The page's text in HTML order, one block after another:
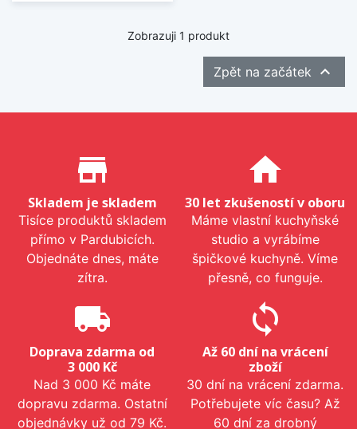
Zobrazuji 1 produkt
Zpět na začátek 
Proč nakupovat u nás?
store_mall_directory
Skladem je skladem
Tisíce produktů skladem
přímo v Pardubicích.
Objednáte dnes, máte
zítra.
home
30 let zkušeností v oboru
Máme vlastní kuchyňské
studio a vyrábíme
špičkové kuchyně. Víme
přesně, co funguje.
local_shipping
Doprava zdarma od
3 000 Kč
Nad 3 000 Kč máte
dopravu zdarma. Ostatní
objednávky už od 79 Kč.
sync
Až 60 dní na vrácení
zboží
30 dní na vrácení zdarma.
Potřebujete víc času? Až
60 dní za drobný